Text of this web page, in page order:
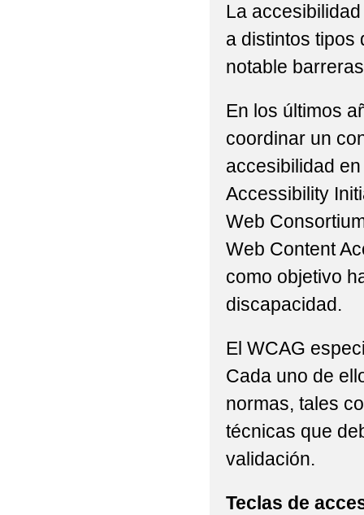
La
a distintos tipos
notable
En los últimos
coordinar un
accesibilidad
Accessibility
Web
Web Content
como objetivo
discapacidad.
El WCAG
Cada uno de
normas, tales
técnicas que
validación.
Teclas de